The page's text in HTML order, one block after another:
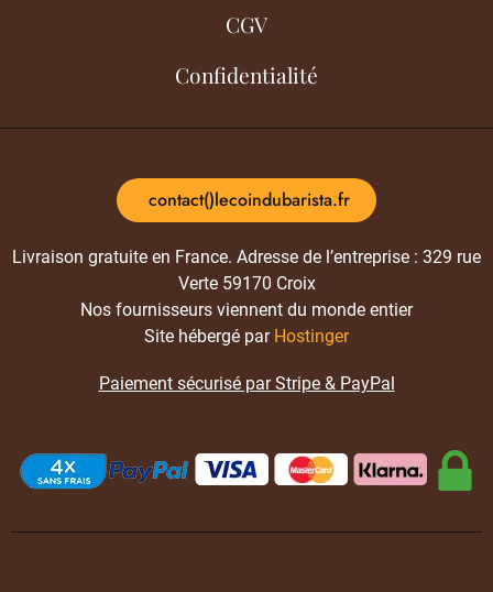
CGV
Confidentialité
contact()lecoindubarista.fr
Livraison gratuite en France. Adresse de l’entreprise : 329 rue
Verte 59170 Croix
Nos fournisseurs viennent du monde entier
Site hébergé par Hostinger
Paiement sécurisé par Stripe & PayPal